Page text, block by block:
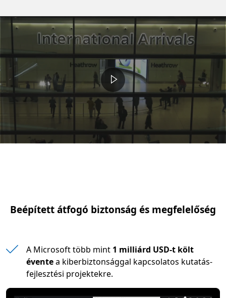
Video container
Beépített átfogó biztonság és megfelelőség
A Microsoft több mint 1 milliárd USD-t költ
éventea kiberbiztonsággal kapcsolatos kutatás-
fejlesztési projektekre.